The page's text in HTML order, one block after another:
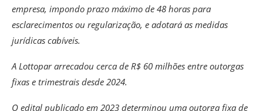
empresa, impondo prazo máximo de 48 horas para
esclarecimentos ou regularização, e adotará as medidas
jurídicas cabíveis.
A Lottopar arrecadou cerca de R$ 60 milhões entre outorgas
fixas e trimestrais desde 2024.
O edital publicado em 2023 determinou uma outorga fixa de